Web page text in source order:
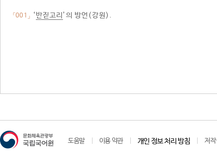
「001」 ‘반짇고리 ’의 방언(강원).
도움말 이용 약관 개인 정보 처리 방침 저